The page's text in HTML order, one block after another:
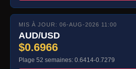
MIS À JOUR: 06-AUG-2026 11:00
AUD/USD
$0.6966
Plage 52 semaines: 0.6414-0.7279